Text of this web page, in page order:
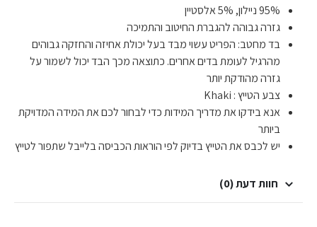
95% ניילון, 5% אלסטיין
גזרה גבוהה להגברת החיטוב והתמיכה
בד מחטב: הפריט עשוי מבד בעל יכולת אחיזה והחזקה גבוהים
מהרגיל לעומת בדים אחרים. כתוצאה מכך הבד יכול לשמור על
גזרה מהודקת יותר
צבע הטייץ : Khaki
אנא בידקו את מדריך המידות כדי לבחור לכם את המידה המדויקת
ביותר
יש לכבס את הטייץ בדיוק לפי הוראות הכביסה בלייבל שתפור לטייץ
חוות דעת (0)